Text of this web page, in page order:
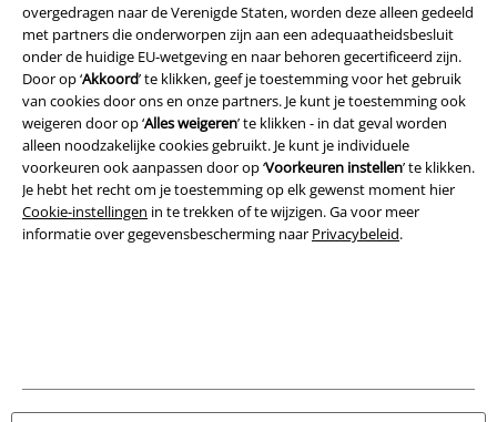
overgedragen naar de Verenigde Staten, worden deze alleen gedeeld
met partners die onderworpen zijn aan een adequaatheidsbesluit
onder de huidige EU-wetgeving en naar behoren gecertificeerd zijn.
Door op ‘Akkoord’ te klikken, geef je toestemming voor het gebruik
van cookies door ons en onze partners. Je kunt je toestemming ook
weigeren door op ‘Alles weigeren’ te klikken - in dat geval worden
alleen noodzakelijke cookies gebruikt. Je kunt je individuele
voorkeuren ook aanpassen door op ‘Voorkeuren instellen’ te klikken.
Je hebt het recht om je toestemming op elk gewenst moment hier
Cookie-instellingen in te trekken of te wijzigen. Ga voor meer
informatie over gegevensbescherming naar Privacybeleid.
Legal
Algemene Voorwaarden
Bedrijfsgegevens
Privacyverklaring
Verklaring van conformiteit
Informatie over toegankelijkheid